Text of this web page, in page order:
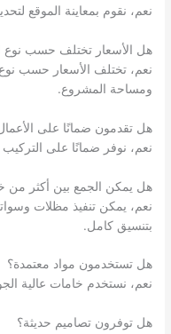
نعم، نقوم بمعاينة الموقع
هل الأسعار تختلف حسب نوع
نعم، تختلف الأسعار حسب نوع
ومساحة المشروع.
هل تقدمون ضمانًا على
نعم، نوفر ضمانًا على
هل يمكن الجمع بين أكثر
نعم، يمكن تنفيذ مظلات
بتنسيق كامل.
هل تستخدمون مواد معتمدة؟
نعم، نستخدم خامات عالية
هل توفرون تصاميم حديثة؟